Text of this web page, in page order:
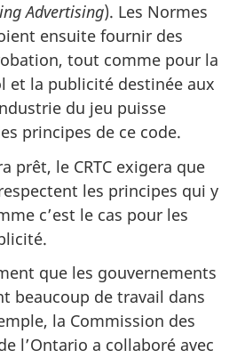
Advertising). Les Normes
ensuite fournir des
tout comme pour la
et la publicité destinée aux
du jeu puisse
principes de ce code.
prêt, le CRTC exigera que
les principes qui y
c’est le cas pour les
que les gouvernements
beaucoup de travail dans
la Commission des
l’Ontario a collaboré avec